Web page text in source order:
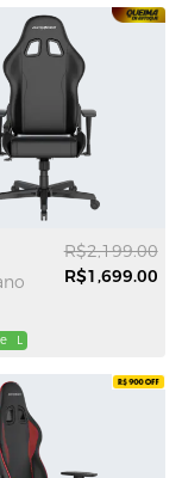
R$2,199.00
R$1,699.00
L